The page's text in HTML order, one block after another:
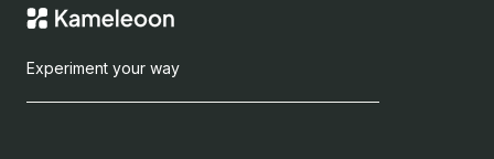
Experiment your way